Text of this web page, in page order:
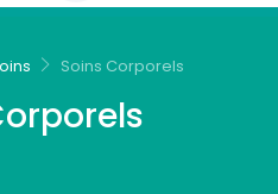
Soins Corporels